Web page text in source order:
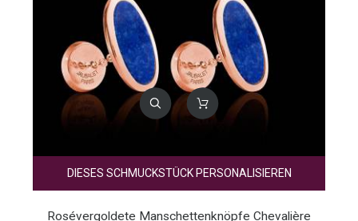
DIESES SCHMUCKSTÜCK PERSONALISIEREN
Rosévergoldete Manschettenknöpfe Chevalière